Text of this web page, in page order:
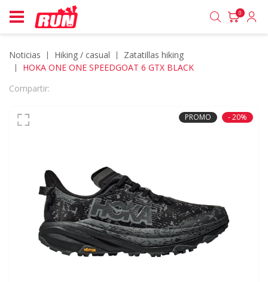
0
Noticias hiking / casual
zatatillas hiking
HOKA ONE ONE SPEEDGOAT 6 GTX BLACK
Compartir:
PROMO - 20%